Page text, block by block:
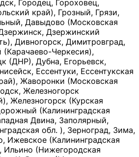
Городец, Гороховец,
край), Грозный, Грязи,
Давыдово (Московская
Дзержинский
Дивногорск, Димитровград,
Черкесия),
(ДНР), Дубна, Егорьевск,
Ессентуки, Ессентукская
Жаворонки (Московская
Железногорск
Железногорск (Курская
(Калининградская
Двина, Заполярный,
обл. ), Зерноград, Зима,
Ижевское (Калининградская
Ильино (Нижегородская